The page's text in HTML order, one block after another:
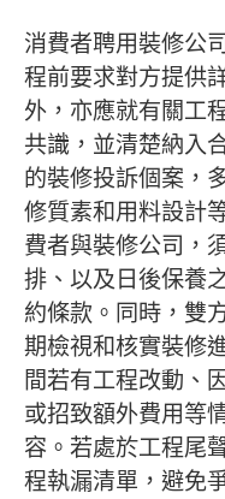
消費者聘用裝修公
程前要求對方提供
外，亦應就有關工
共識，並清楚納入
的裝修投訴個案，
修質素和用料設計
費者與裝修公司，
排、以及日後保養
約條款。同時，雙
期檢視和核實裝修
間若有工程改動、
或招致額外費用等
容。若處於工程尾
程執漏清單，避免